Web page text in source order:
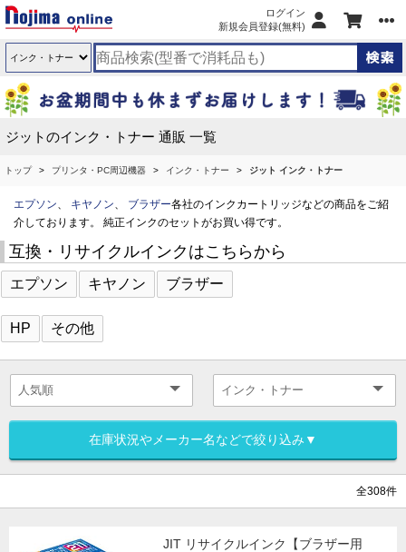
ログイン
新規会員登録(無料)
ジットのインク・トナー 通販 一覧
トップ プリンタ・PC周辺機器 インク・トナー ジット インク・トナー
エプソン、 キヤノン、 ブラザー各社のインクカートリッジなどの商品をご紹
介しております。 純正インクのセットがお買い得です。
互換・リサイクルインクはこちらから
エプソン キヤノン ブラザー
HP その他
在庫状況やメーカー名などで絞り込み▼
全308件
JIT リサイクルインク【ブラザー用